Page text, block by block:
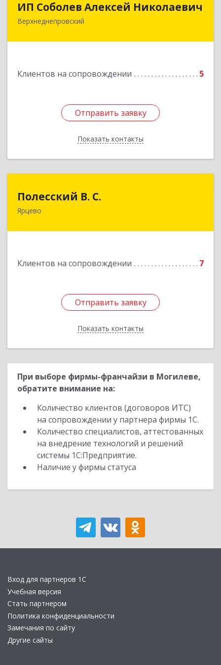
ИП Соболев Алексей Николаевич
Верхнеднепровский
Клиентов на сопровождении 5
Отправить заявку
Показать контакты
Отправить заявку
Назад
Полесский В. С.
Ярцево
Клиентов на сопровождении 7
Отправить заявку
Показать контакты
Отправить заявку
Назад
При выборе фирмы-франчайзи в Могилеве,
обратите внимание на:
Количество клиентов (договоров ИТС)
на сопровождении у партнера фирмы 1С.
Количество специалистов, аттестованных
на внедрение технологий и решений
системы 1С:Предприятие.
Наличие у фирмы статуса
Вход для партнеров 1С
Учебная версия
Стать партнером
Политика конфиденциальности
Замечания по сайту
Другие сайты